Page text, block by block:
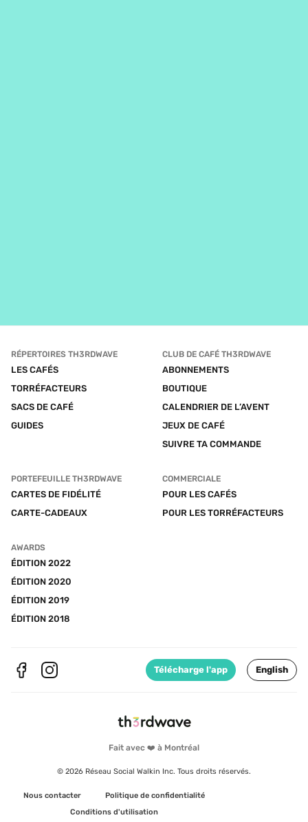
Fait avec ❤️ à Montréal
© 2026 Réseau Social Walkin Inc. Tous droits réservés.
Nous contacter
Politique de confidentialité
Conditions d'utilisation
RÉPERTOIRES TH3RDWAVE
LES CAFÉS
TORRÉFACTEURS
SACS DE CAFÉ
GUIDES
CLUB DE CAFÉ TH3RDWAVE
ABONNEMENTS
BOUTIQUE
CALENDRIER DE L’AVENT
JEUX DE CAFÉ
SUIVRE TA COMMANDE
PORTEFEUILLE TH3RDWAVE
CARTES DE FIDÉLITÉ
CARTE-CADEAUX
COMMERCIALE
POUR LES CAFÉS
POUR LES TORRÉFACTEURS
AWARDS
ÉDITION 2022
ÉDITION 2020
ÉDITION 2019
ÉDITION 2018
Télécharge l'app English